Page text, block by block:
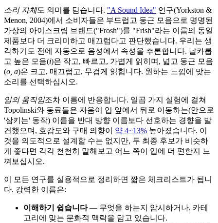
소리 자체도 의미를 담습니다. "A Sound Idea" 연구(Yorkston &
Menon, 2004)에서 소비자들은 부드럽고 둥근 모음으로 명명된
가상의 아이스크림 브랜드("Frosh")를 "Frish"라는 이름의 동일
제품보다 더 크리미하고 매끄럽다고 판단했습니다. 우리는 생
각하기도 전에 자동으로 음성에서 속성을 추론합니다. 날카롭
고 높은 모음(i)은 작고, 빠르고, 가볍게 읽히며, 넓고 둥근 모음
(o, a)은 크고, 매끄럽고, 무겁게 읽힙니다. 원하는 느낌에 맞는
소리를 선택하십시오.
입의 움직임조차 이름에 반응합니다. 일곱 가지 실험에 걸쳐
Topolinski와 동료들은 자음이 입 앞에서 뒤로 이동하는(안으로
'삼키는' 동작) 이름을 반대 방향 이름보다 선호하는 경향을 발
견했으며, 호감도와 구매 의향이 약 4~13% 높아졌습니다. 이
것을 의도적으로 설계할 수는 없지만, 두 최종 후보가 비슷하
게 좋다면 각각 천천히 말해보고 어느 쪽이 입에 더 편한지 느
껴보십시오.
이 모든 연구를 실용적으로 정리하면 짧은 체크리스트가 됩니
다. 강력한 이름은:
이해하기 쉽습니다— 무엇을 하는지 암시하거나, 카테
고리에 맞는 문화적 맥락을 담고 있습니다.